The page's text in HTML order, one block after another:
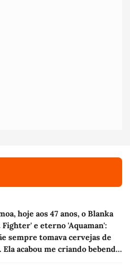
hoje aos 47 anos, o Blanka
e eterno 'Aquaman':
sempre tomava cervejas de
Ela acabou me criando bebendo